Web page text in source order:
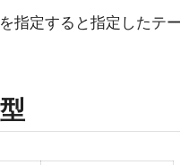
指定すると指定したテ